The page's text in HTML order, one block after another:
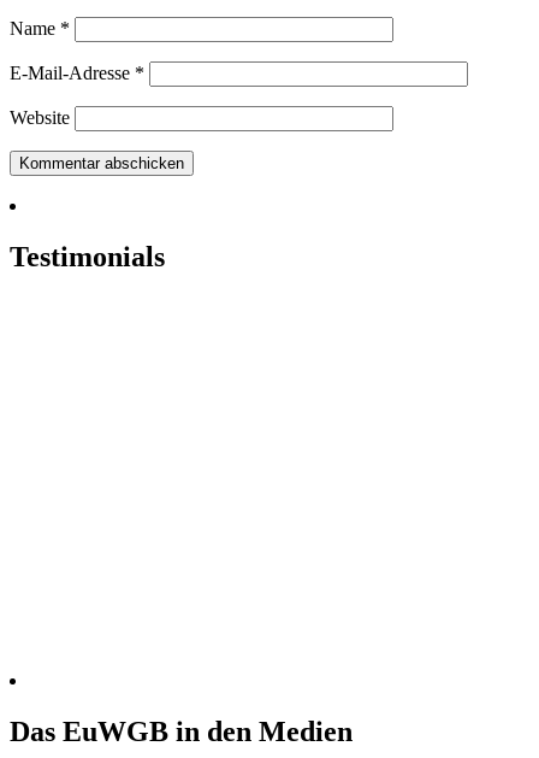
Name *
E-Mail-Adresse *
Website
Testimonials
Das EuWGB in den Medien